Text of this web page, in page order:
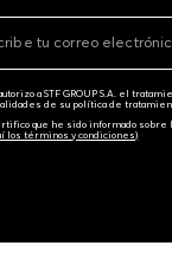
a STF GROUP S.A. el
de su política de
que he sido informado sobre
los términos y condiciones)